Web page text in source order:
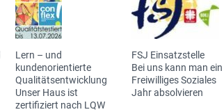
Lern – und
kundenorientierte
Qualitätsentwicklung
Unser Haus ist
zertifiziert nach LQW
FSJ Einsatzstelle
Bei uns kann man ein
Freiwilliges Soziales
Jahr absolvieren